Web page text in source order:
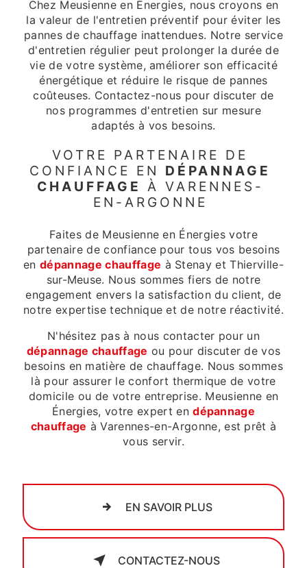
Chez Meusienne en Énergies, nous croyons en
la valeur de l'entretien préventif pour éviter les
pannes de chauffage inattendues. Notre service
d'entretien régulier peut prolonger la durée de
vie de votre système, améliorer son efficacité
énergétique et réduire le risque de pannes
coûteuses. Contactez-nous pour discuter de
nos programmes d'entretien sur mesure
adaptés à vos besoins.
VOTRE PARTENAIRE DE
CONFIANCE EN DÉPANNAGE
CHAUFFAGE
À VARENNES-
EN-ARGONNE
Faites de Meusienne en Énergies votre
partenaire de confiance pour tous vos besoins
endépannage chauffage à Stenay et Thierville-
sur-Meuse. Nous sommes fiers de notre
engagement envers la satisfaction du client, de
notre expertise technique et de notre réactivité.
N'hésitez pas à nous contacter pour un
dépannage chauffage ou pour discuter de vos
besoins en matière de chauffage. Nous sommes
là pour assurer le confort thermique de votre
domicile ou de votre entreprise. Meusienne en
Énergies, votre expert endépannage
chauffage à Varennes-en-Argonne, est prêt à
vous servir.
EN SAVOIR PLUS
CONTACTEZ-NOUS